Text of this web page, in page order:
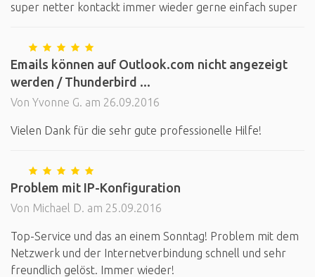
super netter kontackt immer wieder gerne einfach super
Emails können auf Outlook.com nicht angezeigt
werden / Thunderbird ...
Von Yvonne G. am 26.09.2016
Vielen Dank für die sehr gute professionelle Hilfe!
Problem mit IP-Konfiguration
Von Michael D. am 25.09.2016
Top-Service und das an einem Sonntag! Problem mit dem
Netzwerk und der Internetverbindung schnell und sehr
freundlich gelöst. Immer wieder!